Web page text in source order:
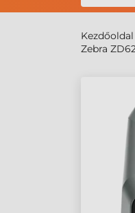
Kezdőoldal
Zebra